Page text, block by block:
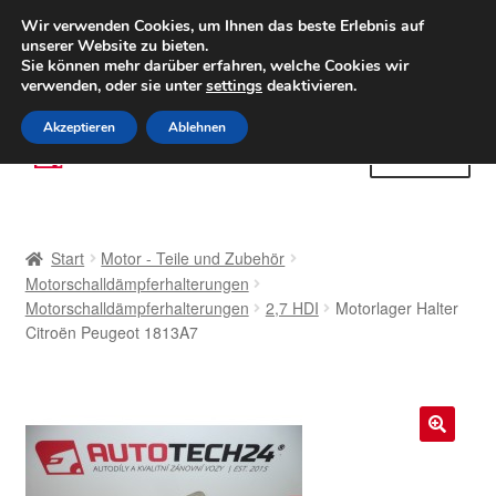
LIEFERUNG ab 6 EUR
Weltweiter Versand
(800) 500 564Mo-Fr 9-16 Uhr
Zur
Navigation
Zum
Inhalt
AGB
Beschwerden
Datenschutz-Bestimmungen
Start
Motor - Teile und Zubehör
Motorschalldämpferhalterungen
Motorschalldämpferhalterungen
2,7 HDI
Motorlager Halter
Citroën Peugeot 1813A7
Wir verwenden Cookies, um Ihnen das beste Erlebnis auf
unserer Website zu bieten.
Sie können mehr darüber erfahren, welche Cookies wir
verwenden, oder sie untersettings deaktivieren.
Akzeptieren Ablehnen